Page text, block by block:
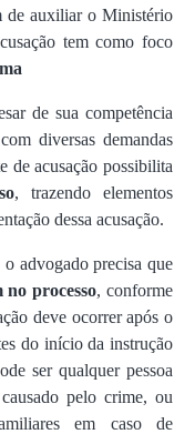
de auxiliar o Ministério
tem como foco
de sua competência
diversas demandas
de acusação possibilita
, trazendo elementos
dessa acusação.
o advogado precisa que
no processo, conforme
deve ocorrer após o
do início da instrução
ser qualquer pessoa
pelo crime, ou
em caso de